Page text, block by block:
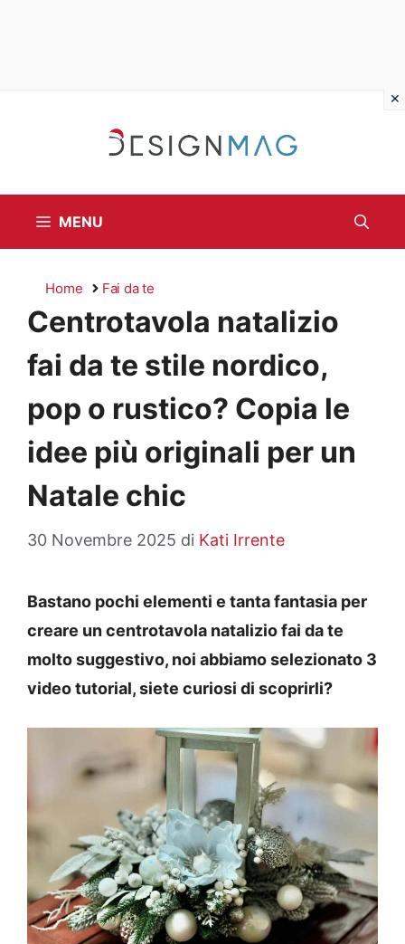
MENU
Home Fai da te
Centrotavola natalizio
fai da te stile nordico,
pop o rustico? Copia le
idee più originali per un
Natale chic
30 Novembre 2025 di Kati Irrente
Bastano pochi elementi e tanta fantasia per
creare un centrotavola natalizio fai da te
molto suggestivo, noi abbiamo selezionato 3
video tutorial, siete curiosi di scoprirli?